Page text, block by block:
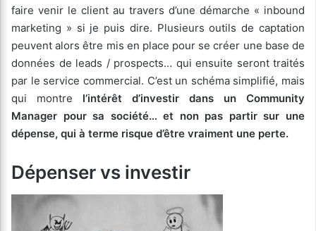
faire venir le client au travers d’une démarche « inbound
marketing » si je puis dire. Plusieurs outils de captation
peuvent alors être mis en place pour se créer une base de
données de leads / prospects… qui ensuite seront traités
par le service commercial. C’est un schéma simplifié, mais
qui montre l’intérêt d’investir dans un Community
Manager pour sa société… et non pas partir sur une
dépense, qui à terme risque d’être vraiment une perte.
Dépenser vs investir